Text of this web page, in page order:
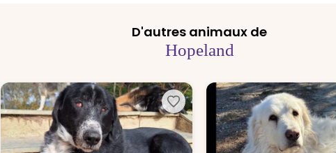
D'autres animaux de
Hopeland